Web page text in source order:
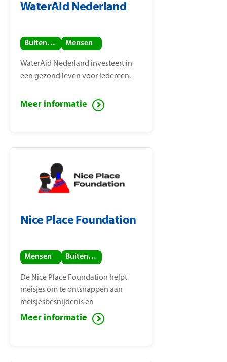
WaterAid Nederland
Buitenland Mensen
WaterAid Nederland investeert in
een gezond leven voor iedereen.
Meer informatie
Nice Place Foundation
Mensen Buitenland
De Nice Place Foundation helpt
meisjes om te ontsnappen aan
meisjesbesnijdenis en
kindhuwelijken. De stichting is
Meer informatie